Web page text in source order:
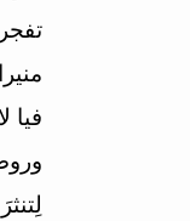
فيا